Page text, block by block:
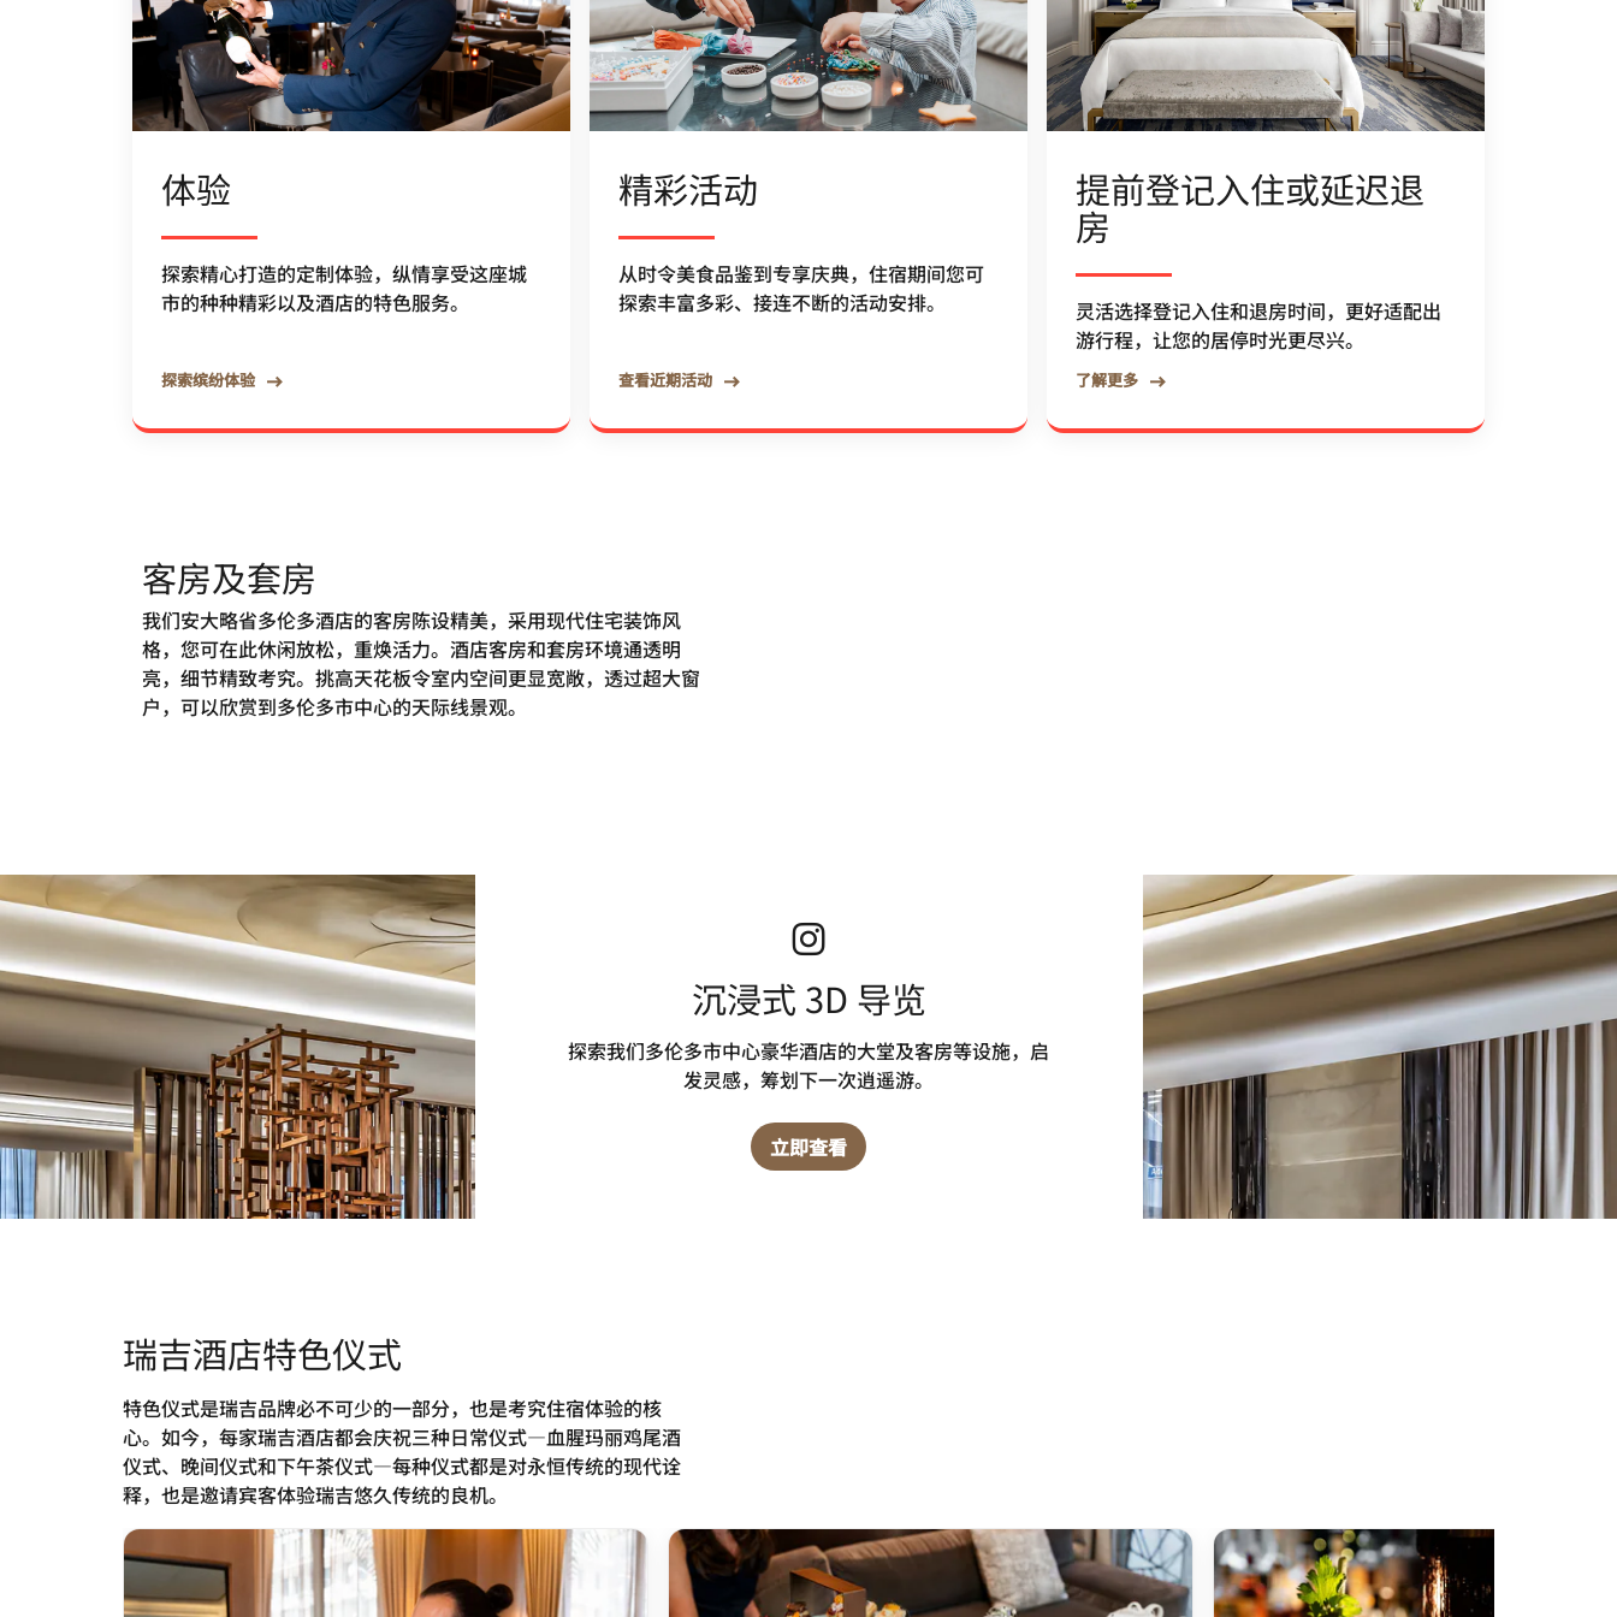
体验
探索精心打造的定制体验，纵情享受这座城
市的种种精彩以及酒店的特色服务。
探索缤纷体验
精彩活动
从时令美食品鉴到专享庆典，住宿期间您可
探索丰富多彩、接连不断的活动安排。
查看近期活动
提前登记入住或延迟退
房
灵活选择登记入住和退房时间，更好适配出
游行程，让您的居停时光更尽兴。
了解更多
客房及套房
我们安大略省多伦多酒店的客房陈设精美，采用现代住宅装饰风
格，您可在此休闲放松，重焕活力。酒店客房和套房环境通透明
亮，细节精致考究。挑高天花板令室内空间更显宽敞，透过超大窗
户，可以欣赏到多伦多市中心的天际线景观。
沉浸式 3D 导览
探索我们多伦多市中心豪华酒店的大堂及客房等设施，启
发灵感，筹划下一次逍遥游。
立即查看
瑞吉酒店特色仪式
特色仪式是瑞吉品牌必不可少的一部分，也是考究住宿体验的核
心。如今，每家瑞吉酒店都会庆祝三种日常仪式—血腥玛丽鸡尾酒
仪式、晚间仪式和下午茶仪式—每种仪式都是对永恒传统的现代诠
释，也是邀请宾客体验瑞吉悠久传统的良机。